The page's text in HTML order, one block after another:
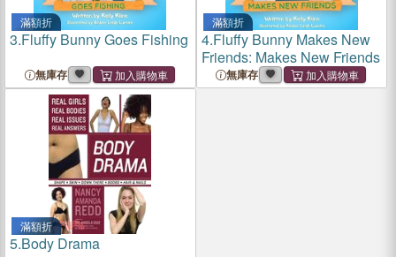
滿額折
3.Fluffy Bunny Goes Fishing
無庫存
滿額折
4.Fluffy Bunny Makes New
Friends: Makes New Friends
無庫存
滿額折
5.Body Drama